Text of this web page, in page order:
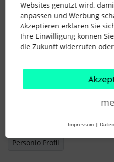
Liebe Grüße,
Duc-Anh
Wechsel
Employment Change
Personio Profil
Websites genutzt wird,
anpassen und Werbung
Akzeptieren erklären Sie
Ihre Einwilligung können
die Zukunft widerrufen
Impressum |